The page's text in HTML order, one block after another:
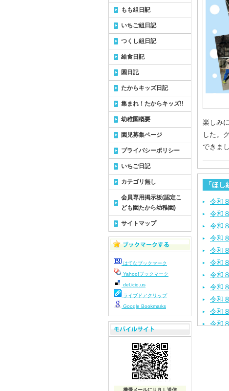
楽しみ
した。
できま
「ほ
令和
令和
令和
令和
令和
令和
令和
令和
令和
令和
令和
もも組日記
いちご組日記
つくし組日記
給食日記
園日記
たからキッズ日記
集まれ！たからキッズ!!
幼稚園概要
園児募集ページ
プライバシーポリシー
いちご日記
カテゴリ無し
会員専用掲示板(認定こ
ども園たから幼稚園)
サイトマップ
はてなブックマーク
Yahoo!ブックマーク
del.icio.us
ライブドアクリップ
Google Bookmarks
携帯メールにＵＲＬ送信